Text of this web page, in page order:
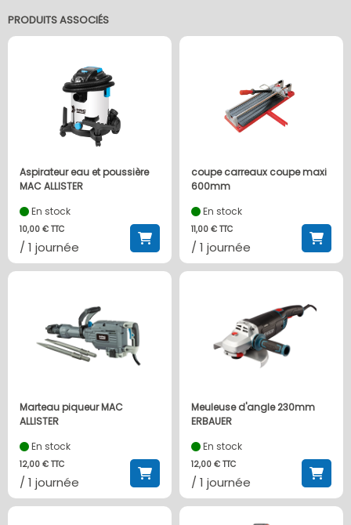
PRODUITS ASSOCIÉS
Aspirateur eau et poussière
MAC ALLISTER
En stock
10,00 € TTC
/ 1 journée
coupe carreaux coupe maxi
600mm
En stock
11,00 € TTC
/ 1 journée
Marteau piqueur MAC
ALLISTER
En stock
12,00 € TTC
/ 1 journée
Meuleuse d'angle 230mm
ERBAUER
En stock
12,00 € TTC
/ 1 journée